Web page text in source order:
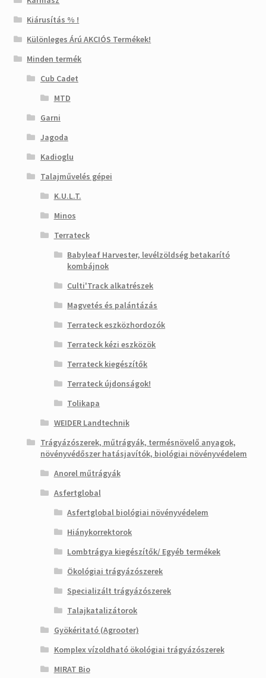
Kiárusítás % !
Különleges Árú AKCIÓS Termékek!
Minden termék
Cub Cadet
MTD
Garni
Jagoda
Kadioglu
Talajművelés gépei
K.U.L.T.
Minos
Terrateck
Babyleaf Harvester, levélzöldség betakarító
kombájnok
Culti'Track alkatrészek
Magvetés és palántázás
Terrateck eszközhordozók
Terrateck kézi eszközök
Terrateck kiegészítők
Terrateck újdonságok!
Tolikapa
WEIDER Landtechnik
Trágyázószerek, műtrágyák, termésnövelő anyagok,
növényvédőszer hatásjavítók, biológiai növényvédelem
Anorel műtrágyák
Asfertglobal
Asfertglobal biológiai növényvédelem
Hiánykorrektorok
Lombtrágya kiegészítők/ Egyéb termékek
Ökológiai trágyázószerek
Specializált trágyázószerek
Talajkatalizátorok
Gyökéritató (Agrooter)
Komplex vízoldható ökológiai trágyázószerek
MIRAT Bio